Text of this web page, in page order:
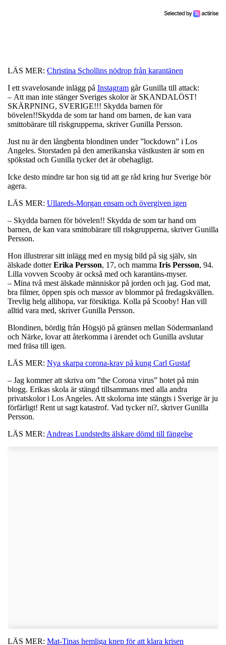
LÄS MER: Christina Schollins nödrop från karantänen
I ett svavelosande inlägg på Instagram går Gunilla till attack:
– Att man inte stänger Sveriges skolor är SKANDALÖST!
SKÄRPNING, SVERIGE!!! Skydda barnen för
bövelen!!Skydda de som tar hand om barnen, de kan vara
smittobärare till riskgrupperna, skriver Gunilla Persson.
Just nu är den långbenta blondinen under ”lockdown” i Los
Angeles. Storstaden på den amerikanska västkusten är som en
spökstad och Gunilla tycker det är obehagligt.
Icke desto mindre tar hon sig tid att ge råd kring hur Sverige bör
agera.
LÄS MER: Ullareds-Morgan ensam och övergiven igen
– Skydda barnen för bövelen!! Skydda de som tar hand om
barnen, de kan vara smittobärare till riskgrupperna, skriver Gunilla
Persson.
Hon illustrerar sitt inlägg med en mysig bild på sig själv, sin
älskade dotterErika Persson, 17, och mamma Iris Persson, 94.
Lilla vovven Scooby är också med och karantäns-myser.
– Mina två mest älskade människor på jorden och jag. God mat,
bra filmer, öppen spis och massor av blommor på fredagskvällen.
Trevlig helg allihopa, var försiktiga. Kolla på Scooby! Han vill
alltid vara med, skriver Gunilla Persson.
Blondinen, bördig från Högsjö på gränsen mellan Södermanland
och Närke, lovar att återkomma i ärendet och Gunilla avslutar
med fräsa till igen.
LÄS MER: Nya skarpa corona-krav på kung Carl Gustaf
– Jag kommer att skriva om ”the Corona virus” hotet på min
blogg. Erikas skola är stängd tillsammans med alla andra
privatskolor i Los Angeles. Att skolorna inte stängts i Sverige är ju
förfärligt! Rent ut sagt katastrof. Vad tycker ni?, skriver Gunilla
Persson.
LÄS MER: Andreas Lundstedts älskare dömd till fängelse
LÄS MER: Mat-Tinas hemliga knep för att klara krisen